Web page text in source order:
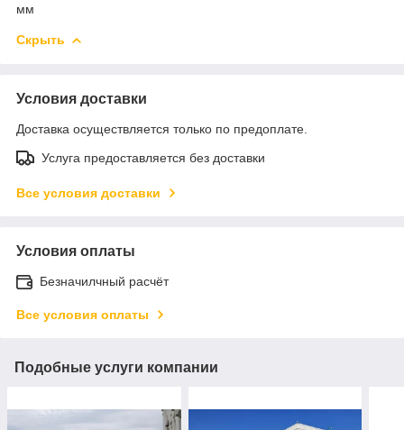
мм
Скрыть
Условия доставки
Доставка осуществляется только по предоплате.
Услуга предоставляется без доставки
Все условия доставки
Условия оплаты
Безначилчный расчёт
Все условия оплаты
Подобные услуги компании